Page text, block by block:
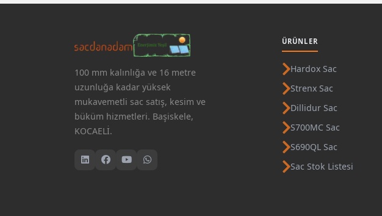
100 mm kalınlığa ve 16 metre
uzunluğa kadar yüksek
mukavemetli sac satış, kesim ve
büküm hizmetleri. Başiskele,
KOCAELİ.
ÜRÜNLER
Hardox Sac
Strenx Sac
Dillidur Sac
S700MC Sac
S690QL Sac
Sac Stok Listesi